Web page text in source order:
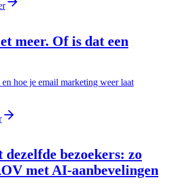
meer. Of is dat een
hoe je email marketing weer laat
bezoekers: zo
met AI-aanbevelingen